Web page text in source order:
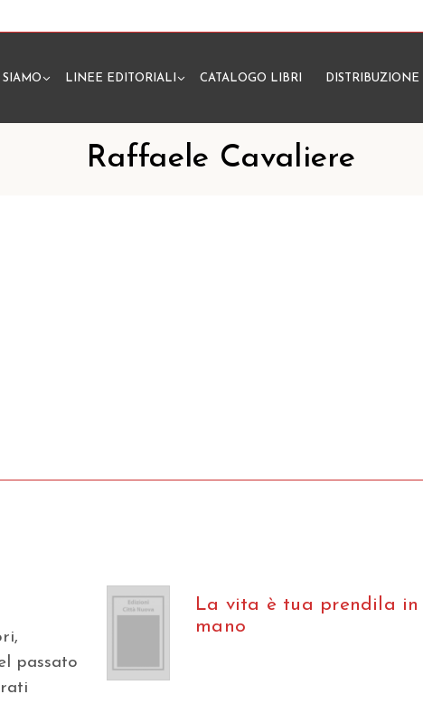
SIAMO LINEE EDITORIALI CATALOGO LIBRI DISTRIBUZIONE
Raffaele Cavaliere
passato
La vita è tua prendila in
mano